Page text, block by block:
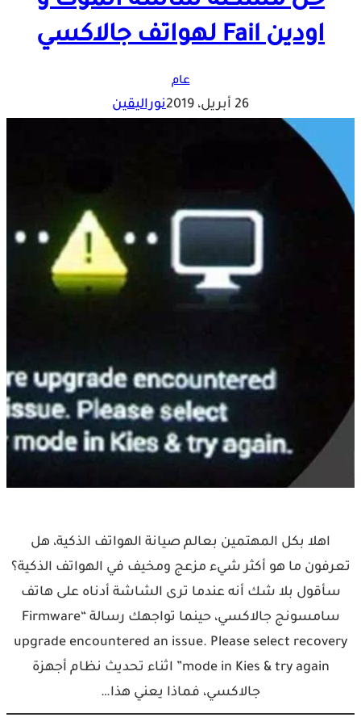
اودين Fail لهواتف جالاكسي
عام
26 أبريل، 2019 نوراليقين
اهلا بكل المهتمين بعالم صيانة الهواتف الذكية، هل
تعرفون ما هو أكثر شيء مزعج ومخيف في الهواتف الذكية؟
سأقول بلا شك أنه عندما ترى الشاشة أدناه على هاتف
سامسونج جالاكسي، حينما تواجهك رسالة “Firmware
upgrade encountered an issue. Please select recovery
mode in Kies & try again” اثناء تحديث نظام أجهزة
جالاكسي، فماذا يعني هذا…